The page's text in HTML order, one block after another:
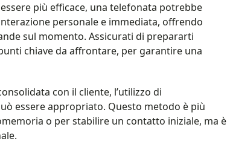
più efficace, una telefonata potrebbe
personale e immediata, offrendo
sul momento. Assicurati di prepararti
chiave da affrontare, per garantire una
con il cliente, l’utilizzo di
essere appropriato. Questo metodo è più
o per stabilire un contatto iniziale, ma è